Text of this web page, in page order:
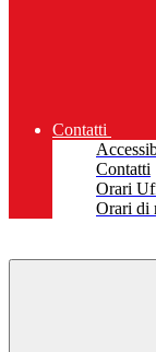
Contatti
Contatti
Orari
Orari di